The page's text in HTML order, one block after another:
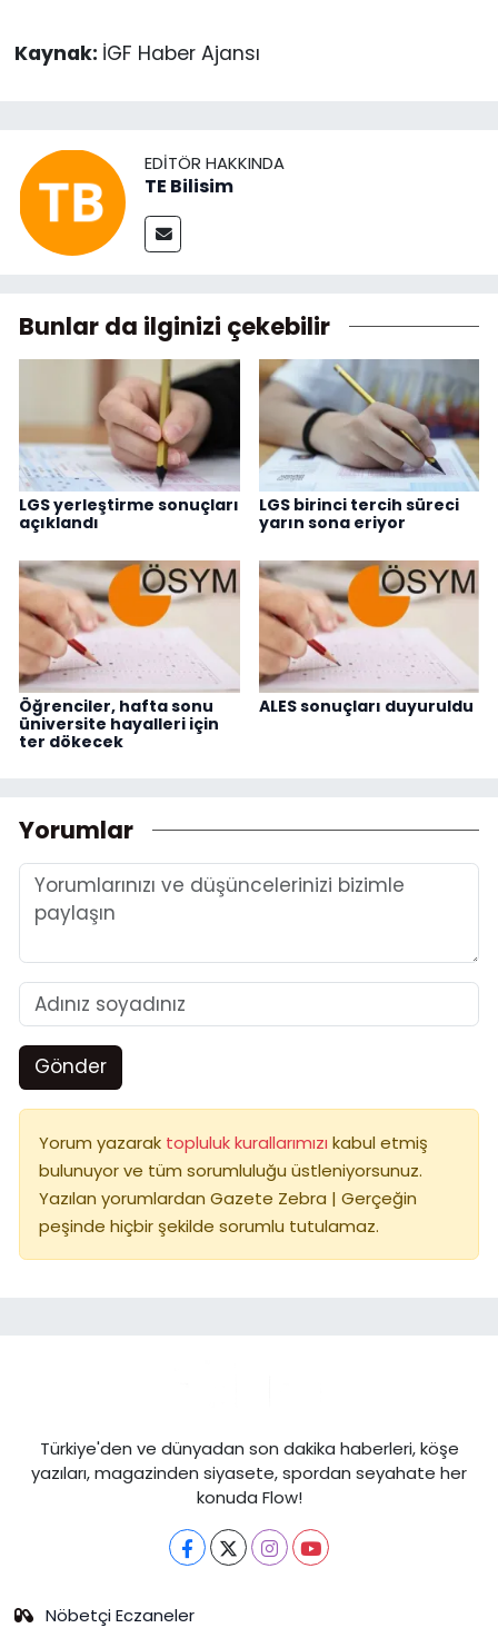
Kaynak: İGF Haber Ajansı
EDITÖR HAKKINDA
TE Bilisim
Bunlar da ilginizi çekebilir
LGS yerleştirme sonuçları
açıklandı
LGS birinci tercih süreci
yarın sona eriyor
Öğrenciler, hafta sonu
üniversite hayalleri için
ter dökecek
ALES sonuçları duyuruldu
Yorumlar
Gönder
Yorum yazarak topluluk kurallarımızı kabul etmiş
bulunuyor ve tüm sorumluluğu üstleniyorsunuz.
Yazılan yorumlardan Gazete Zebra | Gerçeğin
peşinde hiçbir şekilde sorumlu tutulamaz.
Türkiye'den ve dünyadan son dakika haberleri, köşe
yazıları, magazinden siyasete, spordan seyahate her
konuda Flow!
Nöbetçi Eczaneler